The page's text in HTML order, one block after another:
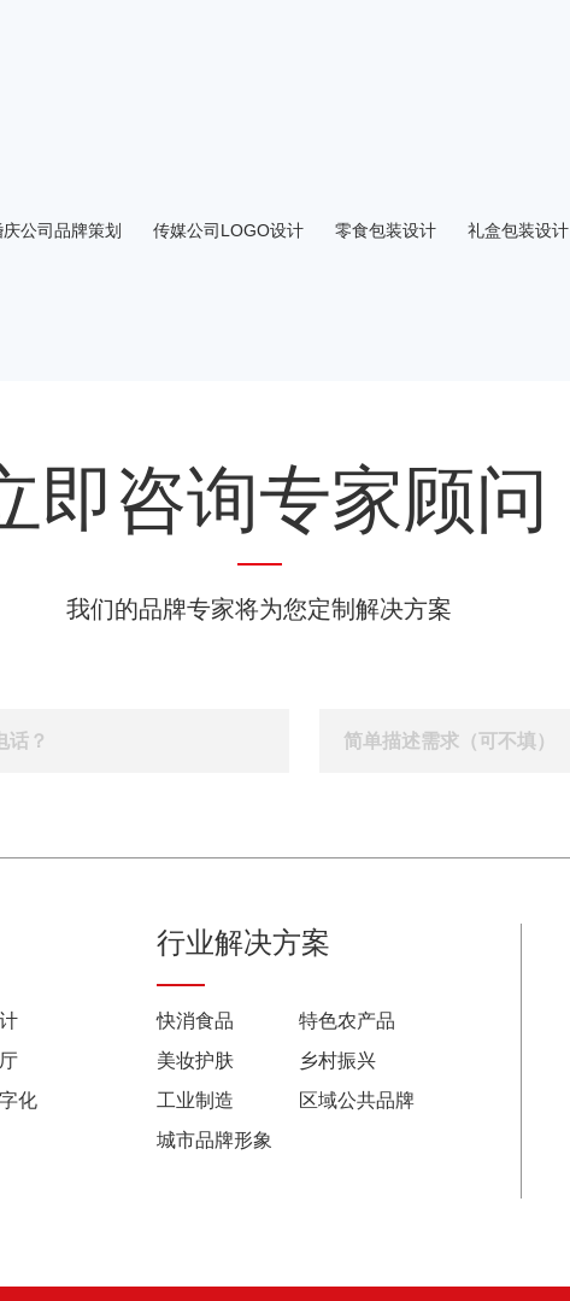
庆公司品牌策划 传媒公司LOGO设计 零食包装设计
礼盒包装设计
即咨询专家顾问
我们的品牌专家将为您定制解决方案
化
行业解决方案
快消食品
特色农产品
美妆护肤
乡村振兴
工业制造
区域公共品牌
城市品牌形象